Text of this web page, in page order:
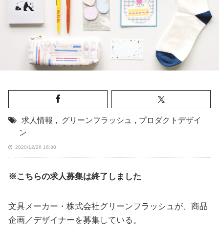
求人情報 , グリーンフラッシュ , プロダクトデザイ
ン
2020/12/26 16:30
※こちらの求人募集は終了しました
文具メーカー・株式会社グリーンフラッシュが、商品
企画／デザイナーを募集している。